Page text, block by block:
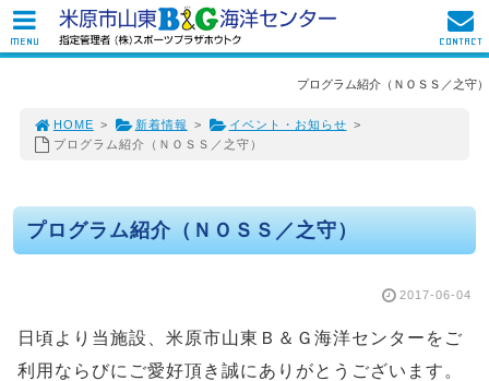
プログラム紹介（ＮＯＳＳ／之守）
HOME > 新着情報 > イベント・お知らせ >
プログラム紹介（ＮＯＳＳ／之守）
プログラム紹介（ＮＯＳＳ／之守）
2017-06-04
日頃より当施設、米原市山東Ｂ＆Ｇ海洋センターをご
利用ならびにご愛好頂き誠にありがとうございます。
MENU CONTACT